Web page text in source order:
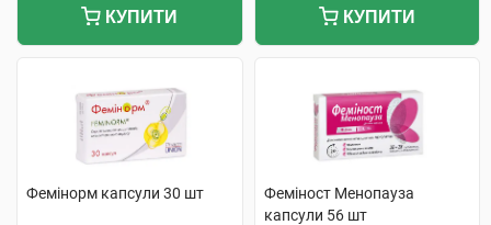
КУПИТИ КУПИТИ
Фемінорм капсули 30 шт
Феміност Менопауза
капсули 56 шт